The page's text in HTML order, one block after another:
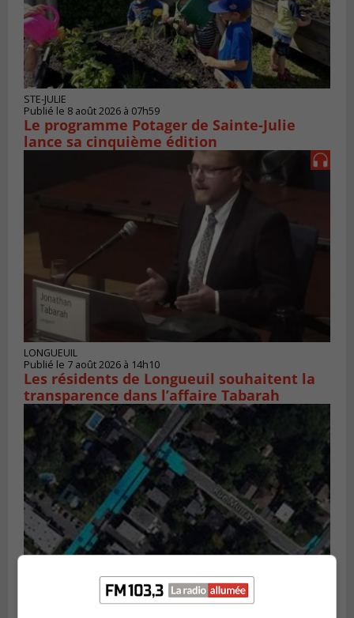
STE-JULIE
Publié le 8 août 2026 à 07h59
Le programme Potager de Sainte-Julie
lance sa cinquième édition
LONGUEUIL
Publié le 7 août 2026 à 14h10
Les résidents de Longueuil souhaitent la
transparence dans l’affaire Tabarah
GREENFIELD PARK